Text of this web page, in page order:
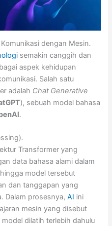
dengan Mesin.
semakin canggih dan
aspek kehidupan
Salah satu
adalah Chat Generative
), sebuah model bahasa
.
Transformer yang
data bahasa alami dalam
model tersebut
dan tanggapan yang
Dalam prosesnya,AI ini
mesin yang disebut
dilatih terlebih dahulu